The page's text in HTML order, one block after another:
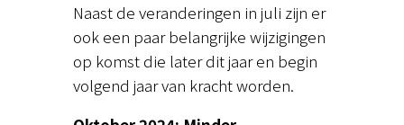
Naast de veranderingen in juli zijn er
ook een paar belangrijke wijzigingen
op komst die later dit jaar en begin
volgend jaar van kracht worden.